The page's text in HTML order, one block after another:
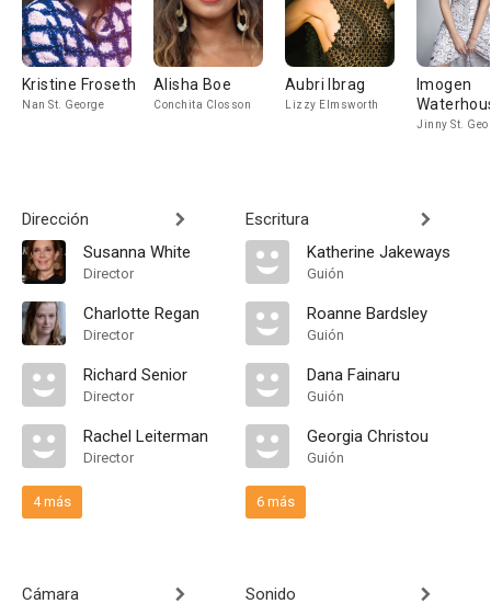
Kristine Froseth
Nan St. George
Alisha Boe
Conchita Closson
Aubri Ibrag
Lizzy Elmsworth
Imogen
Jinny St.
Dirección
Susanna White
Director
Charlotte Regan
Director
Richard Senior
Director
Rachel Leiterman
Director
4 más
Cámara
Escritura
Katherine Jakeways
Guión
Roanne Bardsley
Guión
Dana Fainaru
Guión
Georgia Christou
Guión
6 más
Sonido